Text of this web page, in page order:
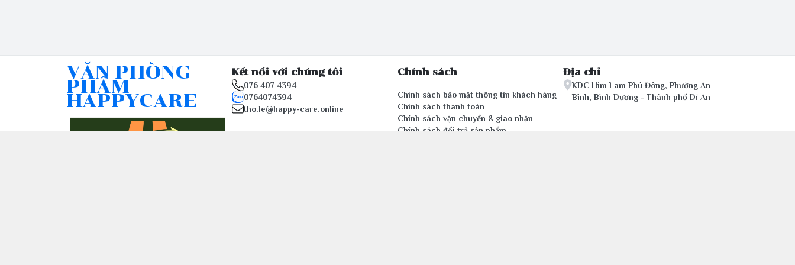
VĂN PHÒNG
PHẨM
HAPPYCARE
Kết nối với chúng tôi
076 407 4394
0764074394
tho.le@happy-care.online
Chính sách
Chính sách bảo mật thông tin khách hàng
Chính sách thanh toán
Chính sách vận chuyển & giao nhận
Chính sách đổi trả sản phẩm
Địa chỉ
KDC Him Lam Phú Đông, Phường An
Bình, Bình Dương - Thành phố Dĩ An